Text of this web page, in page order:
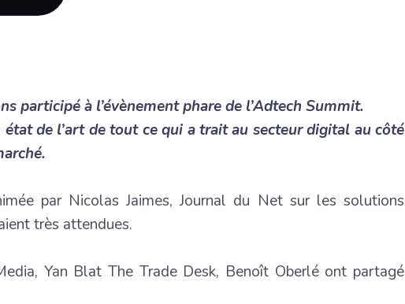
participé à l’évènement phare de l’Adtech Summit.
état de l’art de tout ce qui a trait au secteur digital au côté
par Nicolas Jaimes, Journal du Net sur les solutions
très attendues.
Yan Blat The Trade Desk, Benoît Oberlé ont partagé